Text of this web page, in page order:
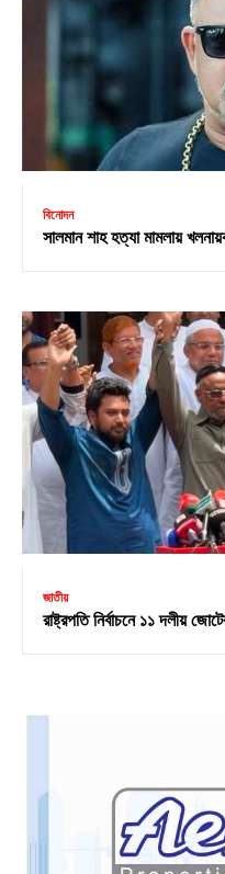
বিনোদন
সালমান শাহ হত্যা মামলায়
জাতীয়
রাষ্ট্রপতি নির্বাচনে ১১ দলীয়